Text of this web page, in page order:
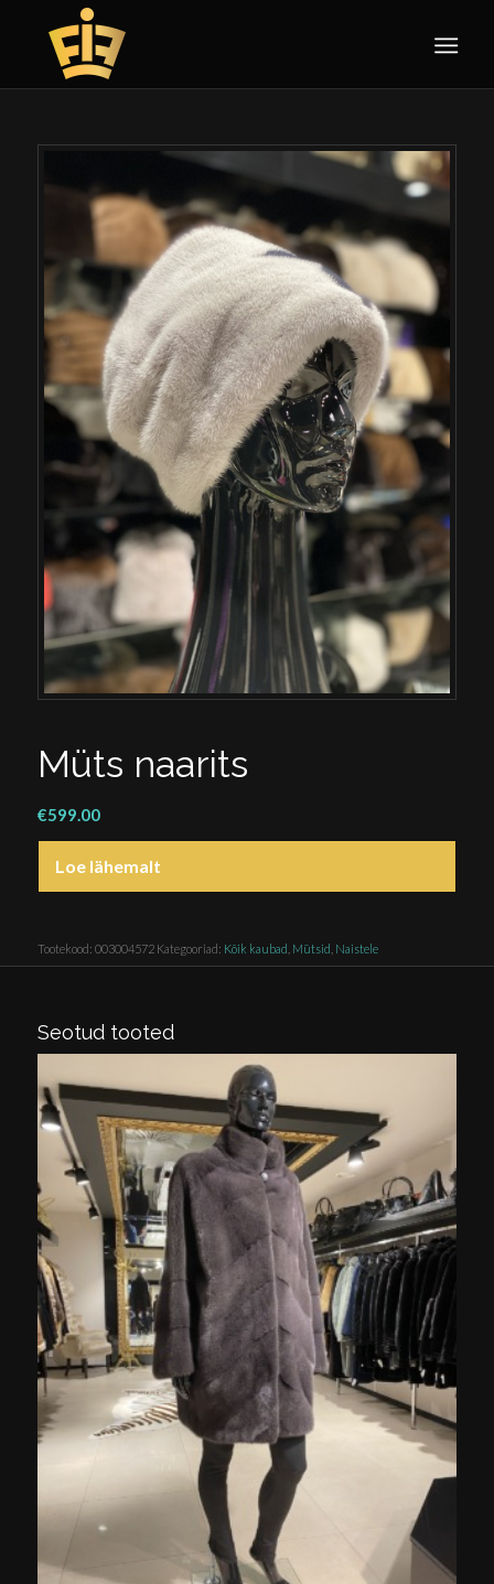
Müts naarits
€599.00
Loe lähemalt
Tootekood: 003004572 Kategooriad: Kõik kaubad Mütsid Naistele
Seotud tooted